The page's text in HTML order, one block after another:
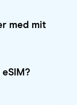
med mit